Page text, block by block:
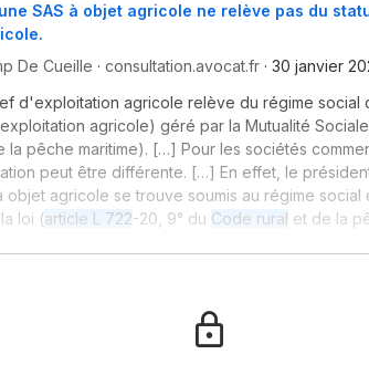
SAS à objet agricole ne relève pas du
De Cueille · consultation.avocat.fr · 30 janvier
d'exploitation agricole relève du régime social
agricole) géré par la Mutualité
la pêche maritime). […] Pour les sociétés
peut être différente. […] En effet, le
objet agricole se trouve soumis au régime
loi (article L 722-20, 9° du Code rural et de la